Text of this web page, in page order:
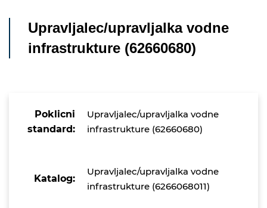
Upravljalec/upravljalka vodne
infrastrukture (62660680)
Poklicni
standard:
Upravljalec/upravljalka vodne
infrastrukture (62660680)
Katalog:
Upravljalec/upravljalka vodne
infrastrukture (6266068011)